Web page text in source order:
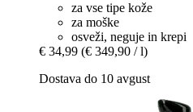
za vse tipe kože
za moške
osveži, neguje in krepi
€ 34,99 (€ 349,90 / l)
Dostava do 10 avgust